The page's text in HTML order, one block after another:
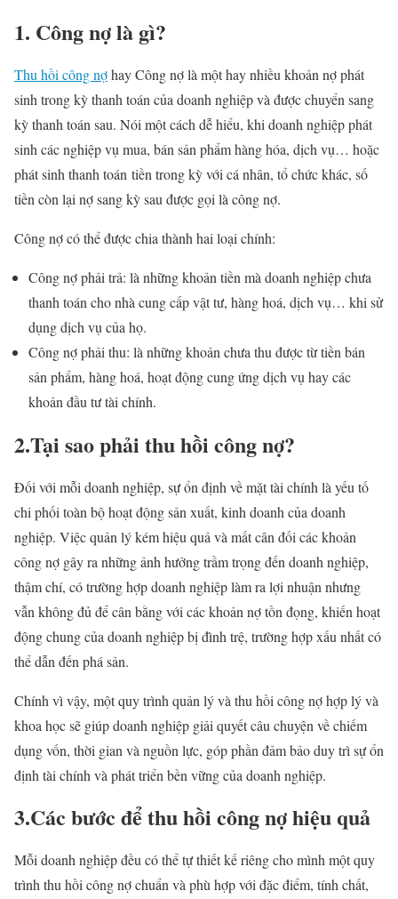
1. Công nợ là gì?
Thu hồi công nợhay Công nợ là một hay nhiều khoản nợ phát
sinh trong kỳ thanh toán của doanh nghiệp và được chuyển sang
kỳ thanh toán sau. Nói một cách dễ hiểu, khi doanh nghiệp phát
sinh các nghiệp vụ mua, bán sản phẩm hàng hóa, dịch vụ… hoặc
phát sinh thanh toán tiền trong kỳ với cá nhân, tổ chức khác, số
tiền còn lại nợ sang kỳ sau được gọi là công nợ.
Công nợ có thể được chia thành hai loại chính:
Công nợ phải trả: là những khoản tiền mà doanh nghiệp chưa
thanh toán cho nhà cung cấp vật tư, hàng hoá, dịch vụ… khi sử
dụng dịch vụ của họ.
Công nợ phải thu: là những khoản chưa thu được từ tiền bán
sản phẩm, hàng hoá, hoạt động cung ứng dịch vụ hay các
khoản đầu tư tài chính.
2.Tại sao phải thu hồi công nợ?
Đối với mỗi doanh nghiệp, sự ổn định về mặt tài chính là yếu tố
chi phối toàn bộ hoạt động sản xuất, kinh doanh của doanh
nghiệp. Việc quản lý kém hiệu quả và mất cân đối các khoản
công nợ gây ra những ảnh hưởng trầm trọng đến doanh nghiệp,
thậm chí, có trường hợp doanh nghiệp làm ra lợi nhuận nhưng
vẫn không đủ để cân bằng với các khoản nợ tồn đọng, khiến hoạt
động chung của doanh nghiệp bị đình trệ, trường hợp xấu nhất có
thể dẫn đến phá sản.
Chính vì vậy, một quy trình quản lý và thu hồi công nợ hợp lý và
khoa học sẽ giúp doanh nghiệp giải quyết câu chuyện về chiếm
dụng vốn, thời gian và nguồn lực, góp phần đảm bảo duy trì sự ổn
định tài chính và phát triển bền vững của doanh nghiệp.
3.Các bước để thu hồi công nợ hiệu quả
Mỗi doanh nghiệp đều có thể tự thiết kế riêng cho mình một quy
trình thu hồi công nợ chuẩn và phù hợp với đặc điểm, tính chất,